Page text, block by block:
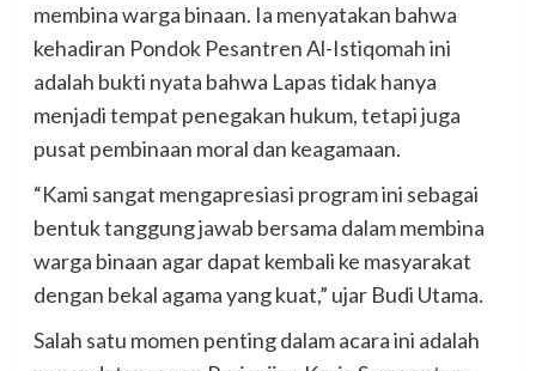
membina warga binaan. Ia menyatakan bahwa
kehadiran Pondok Pesantren Al-Istiqomah ini
adalah bukti nyata bahwa Lapas tidak hanya
menjadi tempat penegakan hukum, tetapi juga
pusat pembinaan moral dan keagamaan.
“Kami sangat mengapresiasi program ini sebagai
bentuk tanggung jawab bersama dalam membina
warga binaan agar dapat kembali ke masyarakat
dengan bekal agama yang kuat,” ujar Budi Utama.
Salah satu momen penting dalam acara ini adalah